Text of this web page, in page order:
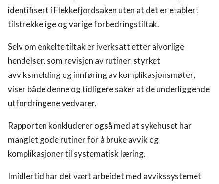
identifisert i Flekkefjordsaken uten at det er etablert
tilstrekkelige og varige forbedringstiltak.
Selv om enkelte tiltak er iverksatt etter alvorlige
hendelser, som revisjon av rutiner, styrket
avviksmelding og innføring av komplikasjonsmøter,
viser både denne og tidligere saker at de underliggende
utfordringene vedvarer.
Rapporten konkluderer også med at sykehuset har
manglet gode rutiner for å bruke avvik og
komplikasjoner til systematisk læring.
Imidlertid har det vært arbeidet med avvikssystemet